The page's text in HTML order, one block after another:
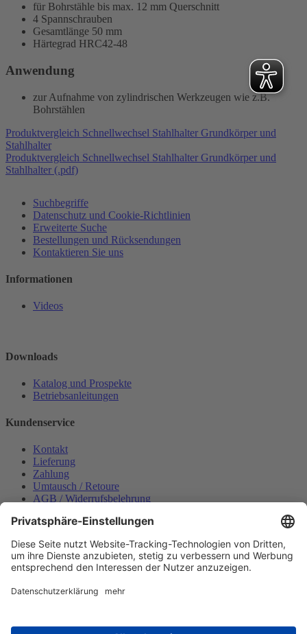
für Bohrstähle bis max. 12 mm Querschnitt
4 Spannschrauben
Gesamtlänge 50 mm
Härtegrad HRC42-48
Anwendung
zur Aufnahme von zylindrischen Werkzeugen wie z.B.
Bohrstählen
Produktvergleich Schnellwechsel Stahlhalter Grundkörper und
Stahlhalter
Produktvergleich Schnellwechsel Stahlhalter Grundkörper und
Stahlhalter (.pdf)
Suchbegriffe
Datenschutz und Cookie-Richtlinien
Erweiterte Suche
Bestellungen und Rücksendungen
Kontaktieren Sie uns
Informationen
Videos
Downloads
Katalog und Prospekte
Betriebsanleitungen
Kundenservice
Kontakt
Lieferung
Zahlung
Umtausch / Retoure
AGB / Widerrufsbelehrung
Datenschutzerklärung
Bestellung widerrufen
Mein konto